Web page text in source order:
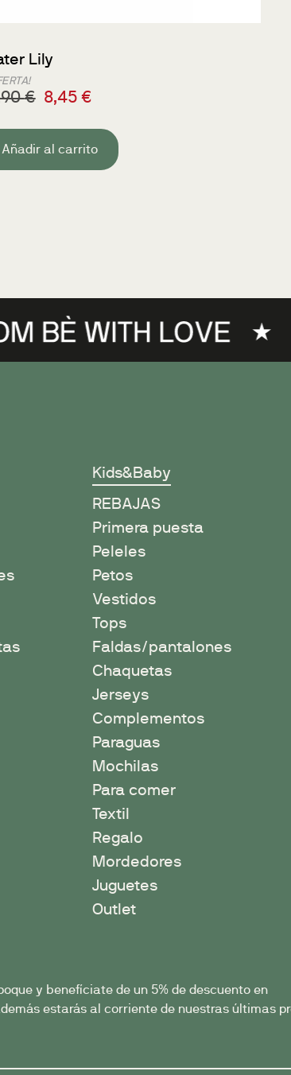
Lily
€ 8,45 €
Añadir al carrito
Kids&Baby
REBAJAS
Primera puesta
Peleles
Petos
Vestidos
Tops
Faldas/pantalones
Chaquetas
Jerseys
Complementos
Paraguas
Mochilas
Para comer
Textil
Regalo
Mordedores
Juguetes
Outlet
y benefíciate de un 5% de descuento en
estarás al corriente de nuestras últimas